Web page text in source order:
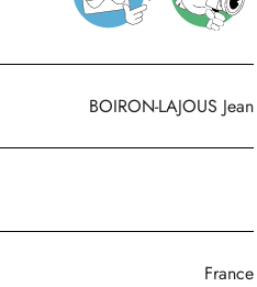
BOIRON-LAJOUS Jean
France